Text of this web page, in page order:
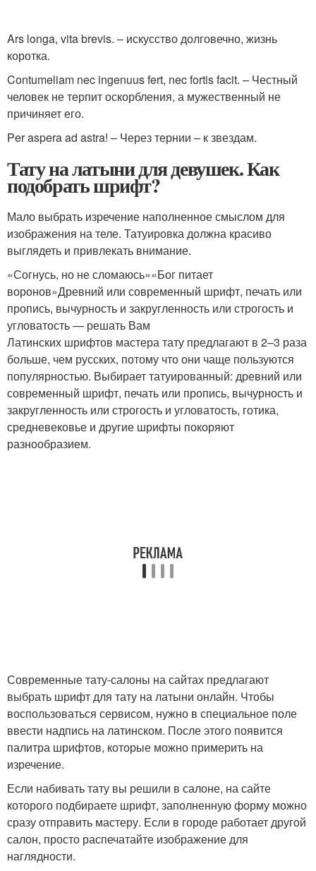
Ars longa, vita brevis. – искусство долговечно, жизнь
коротка.
Contumeliam nec ingenuus fert, nec fortis facit. – Честный
человек не терпит оскорбления, а мужественный не
причиняет его.
Per aspera ad astra! – Через тернии – к звездам.
Тату на латыни для девушек. Как
подобрать шрифт?
Мало выбрать изречение наполненное смыслом для
изображения на теле. Татуировка должна красиво
выглядеть и привлекать внимание.
«Согнусь, но не сломаюсь»«Бог питает
воронов»Древний или современный шрифт, печать или
пропись, вычурность и закругленность или строгость и
угловатость — решать Вам
Латинских шрифтов мастера тату предлагают в 2–3 раза
больше, чем русских, потому что они чаще пользуются
популярностью. Выбирает татуированный: древний или
современный шрифт, печать или пропись, вычурность и
закругленность или строгость и угловатость, готика,
средневековье и другие шрифты покоряют
разнообразием.
Современные тату-салоны на сайтах предлагают
выбрать шрифт для тату на латыни онлайн. Чтобы
воспользоваться сервисом, нужно в специальное поле
ввести надпись на латинском. После этого появится
палитра шрифтов, которые можно примерить на
изречение.
Если набивать тату вы решили в салоне, на сайте
которого подбираете шрифт, заполненную форму можно
сразу отправить мастеру. Если в городе работает другой
салон, просто распечатайте изображение для
наглядности.